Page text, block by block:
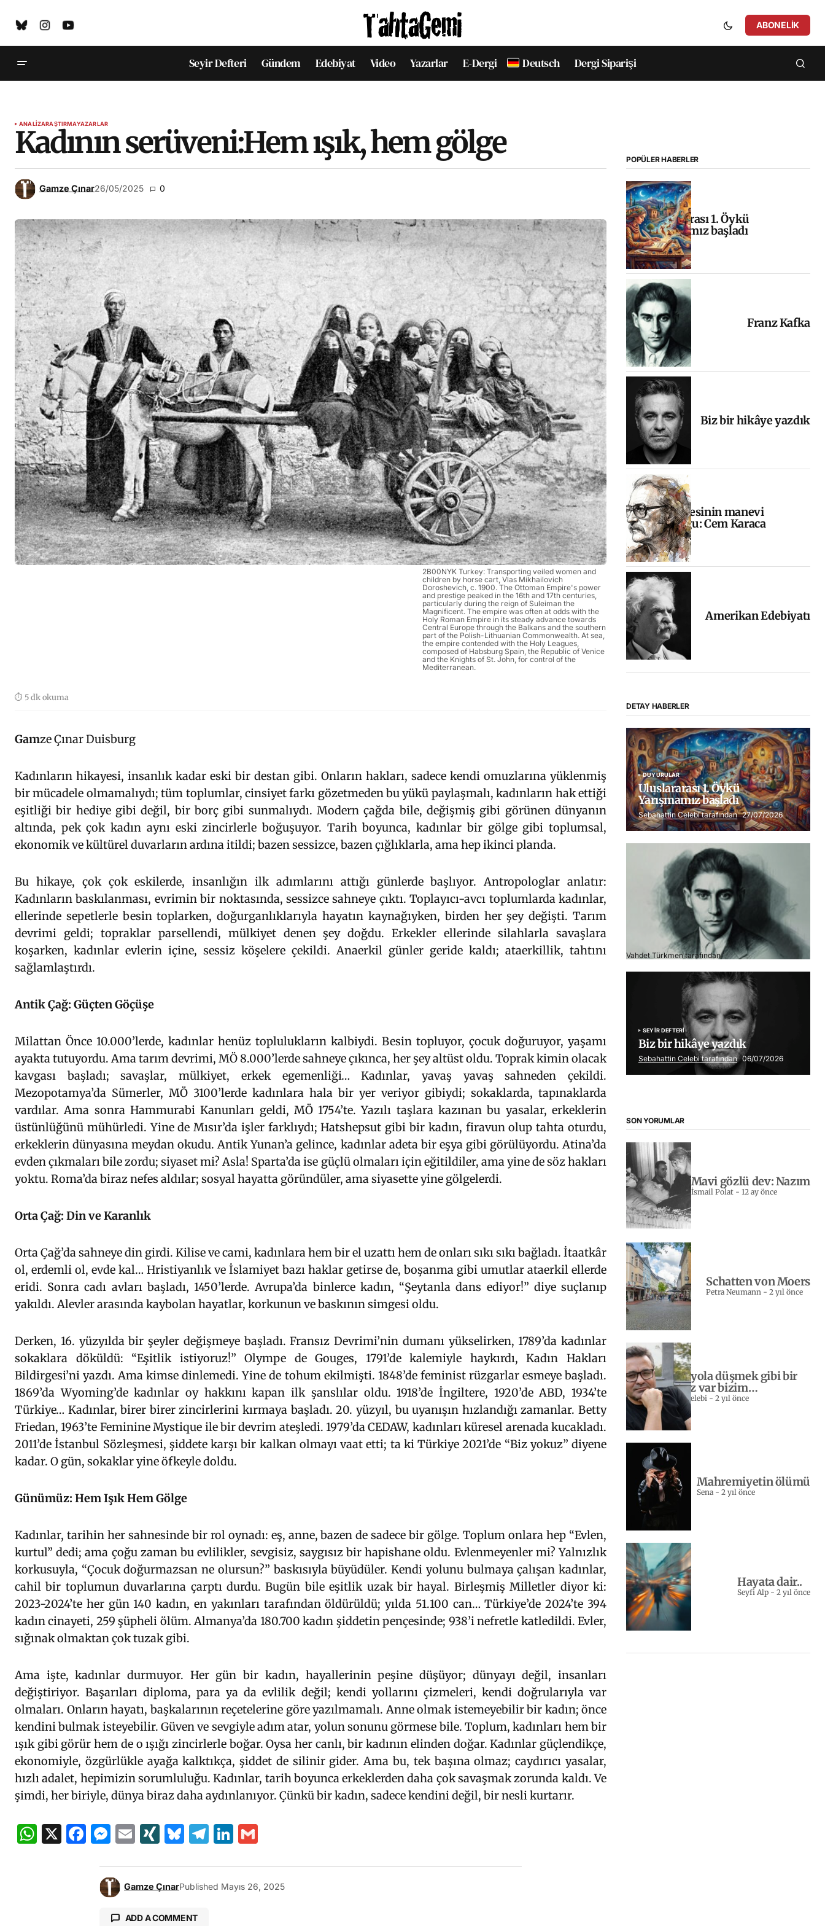
ABONELIK
Seyir Defteri Gündem Edebiyat Video Yazarlar E-Dergi Deutsch Dergi Siparişi
ANALIZARAŞTIRMAYAZARLAR
Kadının serüveni:Hem ışık, hem gölge
Gamze Çınar26/05/2025 0
2B00NYK Turkey: Transporting veiled women and
children by horse cart, Vlas Mikhailovich
Doroshevich, c. 1900. The Ottoman Empire's power
and prestige peaked in the 16th and 17th centuries,
particularly during the reign of Suleiman the
Magnificent. The empire was often at odds with the
Holy Roman Empire in its steady advance towards
Central Europe through the Balkans and the southern
part of the Polish-Lithuanian Commonwealth. At sea,
the empire contended with the Holy Leagues,
composed of Habsburg Spain, the Republic of Venice
and the Knights of St. John, for control of the
Mediterranean.
⏱ 5 dk okuma
Gamze Çınar Duisburg
Kadınların hikayesi, insanlık kadar eski bir destan gibi. Onların hakları, sadece kendi omuzlarına yüklenmiş
bir mücadele olmamalıydı; tüm toplumlar, cinsiyet farkı gözetmeden bu yükü paylaşmalı, kadınların hak ettiği
eşitliği bir hediye gibi değil, bir borç gibi sunmalıydı. Modern çağda bile, değişmiş gibi görünen dünyanın
altında, pek çok kadın aynı eski zincirlerle boğuşuyor. Tarih boyunca, kadınlar bir gölge gibi toplumsal,
ekonomik ve kültürel duvarların ardına itildi; bazen sessizce, bazen çığlıklarla, ama hep ikinci planda.
Bu hikaye, çok çok eskilerde, insanlığın ilk adımlarını attığı günlerde başlıyor. Antropologlar anlatır:
Kadınların baskılanması, evrimin bir noktasında, sessizce sahneye çıktı. Toplayıcı-avcı toplumlarda kadınlar,
ellerinde sepetlerle besin toplarken, doğurganlıklarıyla hayatın kaynağıyken, birden her şey değişti. Tarım
devrimi geldi; topraklar parsellendi, mülkiyet denen şey doğdu. Erkekler ellerinde silahlarla savaşlara
koşarken, kadınlar evlerin içine, sessiz köşelere çekildi. Anaerkil günler geride kaldı; ataerkillik, tahtını
sağlamlaştırdı.
Antik Çağ: Güçten Göçüşe
Milattan Önce 10.000’lerde, kadınlar henüz toplulukların kalbiydi. Besin topluyor, çocuk doğuruyor, yaşamı
ayakta tutuyordu. Ama tarım devrimi, MÖ 8.000’lerde sahneye çıkınca, her şey altüst oldu. Toprak kimin olacak
kavgası başladı; savaşlar, mülkiyet, erkek egemenliği… Kadınlar, yavaş yavaş sahneden çekildi.
Mezopotamya’da Sümerler, MÖ 3100’lerde kadınlara hala bir yer veriyor gibiydi; sokaklarda, tapınaklarda
vardılar. Ama sonra Hammurabi Kanunları geldi, MÖ 1754’te. Yazılı taşlara kazınan bu yasalar, erkeklerin
üstünlüğünü mühürledi. Yine de Mısır’da işler farklıydı; Hatshepsut gibi bir kadın, firavun olup tahta oturdu,
erkeklerin dünyasına meydan okudu. Antik Yunan’a gelince, kadınlar adeta bir eşya gibi görülüyordu. Atina’da
evden çıkmaları bile zordu; siyaset mi? Asla! Sparta’da ise güçlü olmaları için eğitildiler, ama yine de söz hakları
yoktu. Roma’da biraz nefes aldılar; sosyal hayatta göründüler, ama siyasette yine gölgelerdi.
Orta Çağ: Din ve Karanlık
Orta Çağ’da sahneye din girdi. Kilise ve cami, kadınlara hem bir el uzattı hem de onları sıkı sıkı bağladı. İtaatkâr
ol, erdemli ol, evde kal… Hristiyanlık ve İslamiyet bazı haklar getirse de, boşanma gibi umutlar ataerkil ellerde
eridi. Sonra cadı avları başladı, 1450’lerde. Avrupa’da binlerce kadın, “Şeytanla dans ediyor!” diye suçlanıp
yakıldı. Alevler arasında kaybolan hayatlar, korkunun ve baskının simgesi oldu.
Derken, 16. yüzyılda bir şeyler değişmeye başladı. Fransız Devrimi’nin dumanı yükselirken, 1789’da kadınlar
sokaklara döküldü: “Eşitlik istiyoruz!” Olympe de Gouges, 1791’de kalemiyle haykırdı, Kadın Hakları
Bildirgesi’ni yazdı. Ama kimse dinlemedi. Yine de tohum ekilmişti. 1848’de feminist rüzgarlar esmeye başladı.
1869’da Wyoming’de kadınlar oy hakkını kapan ilk şanslılar oldu. 1918’de İngiltere, 1920’de ABD, 1934’te
Türkiye… Kadınlar, birer birer zincirlerini kırmaya başladı. 20. yüzyıl, bu uyanışın hızlandığı zamanlar. Betty
Friedan, 1963’te Feminine Mystique ile bir devrim ateşledi. 1979’da CEDAW, kadınları küresel arenada kucakladı.
2011’de İstanbul Sözleşmesi, şiddete karşı bir kalkan olmayı vaat etti; ta ki Türkiye 2021’de “Biz yokuz” diyene
kadar. O gün, sokaklar yine öfkeyle doldu.
Günümüz: Hem Işık Hem Gölge
Kadınlar, tarihin her sahnesinde bir rol oynadı: eş, anne, bazen de sadece bir gölge. Toplum onlara hep “Evlen,
kurtul” dedi; ama çoğu zaman bu evlilikler, sevgisiz, saygısız bir hapishane oldu. Evlenmeyenler mi? Yalnızlık
korkusuyla, “Çocuk doğurmazsan ne olursun?” baskısıyla büyüdüler. Kendi yolunu bulmaya çalışan kadınlar,
cahil bir toplumun duvarlarına çarptı durdu. Bugün bile eşitlik uzak bir hayal. Birleşmiş Milletler diyor ki:
2023-2024’te her gün 140 kadın, en yakınları tarafından öldürüldü; yılda 51.100 can… Türkiye’de 2024’te 394
kadın cinayeti, 259 şüpheli ölüm. Almanya’da 180.700 kadın şiddetin pençesinde; 938’i nefretle katledildi. Evler,
sığınak olmaktan çok tuzak gibi.
Ama işte, kadınlar durmuyor. Her gün bir kadın, hayallerinin peşine düşüyor; dünyayı değil, insanları
değiştiriyor. Başarıları diploma, para ya da evlilik değil; kendi yollarını çizmeleri, kendi doğrularıyla var
olmaları. Onların hayatı, başkalarının reçetelerine göre yazılmamalı. Anne olmak istemeyebilir bir kadın; önce
kendini bulmak isteyebilir. Güven ve sevgiyle adım atar, yolun sonunu görmese bile. Toplum, kadınları hem bir
ışık gibi görür hem de o ışığı zincirlerle boğar. Oysa her canlı, bir kadının elinden doğar. Kadınlar güçlendikçe,
ekonomiyle, özgürlükle ayağa kalktıkça, şiddet de silinir gider. Ama bu, tek başına olmaz; caydırıcı yasalar,
hızlı adalet, hepimizin sorumluluğu. Kadınlar, tarih boyunca erkeklerden daha çok savaşmak zorunda kaldı. Ve
şimdi, her biriyle, dünya biraz daha aydınlanıyor. Çünkü bir kadın, sadece kendini değil, bir nesli kurtarır.
WhatsApp
X Facebook
Messenger
Email
XINGBluesky
Telegram
LinkedIn
Gamze ÇınarPublished Mayıs 26, 2025
ADD A COMMENT
POPÜLER HABERLER
Uluslararası 1. Öykü
Yarışmamız başladı
Franz Kafka
Biz bir hikâye yazdık
Halkın sesinin manevi
yolculuğu: Cem Karaca
Amerikan Edebiyatı
DETAY HABERLER
DUYURULAR
Uluslararası 1. Öykü
Yarışmamız başladı
Sebahattin Celebi tarafından 27/07/2026
Franz Kafka
Vahdet Türkmen tarafından 06/07/2026
SEYIR DEFTERI
Biz bir hikâye yazdık
Sebahattin Celebi tarafından 06/07/2026
SON YORUMLAR
Mavi gözlü dev: Nazım
İsmail Polat- 12 ay önce
Schatten von Moers
Petra Neumann -2 yıl önce
Yeniden yola düşmek gibi bir
sevdamız var bizim…
Sebahattin Celebi - 2 yıl önce
Mahremiyetin ölümü
Sena -2 yıl önce
Hayata dair..
Seyfi Alp - 2 yıl önce